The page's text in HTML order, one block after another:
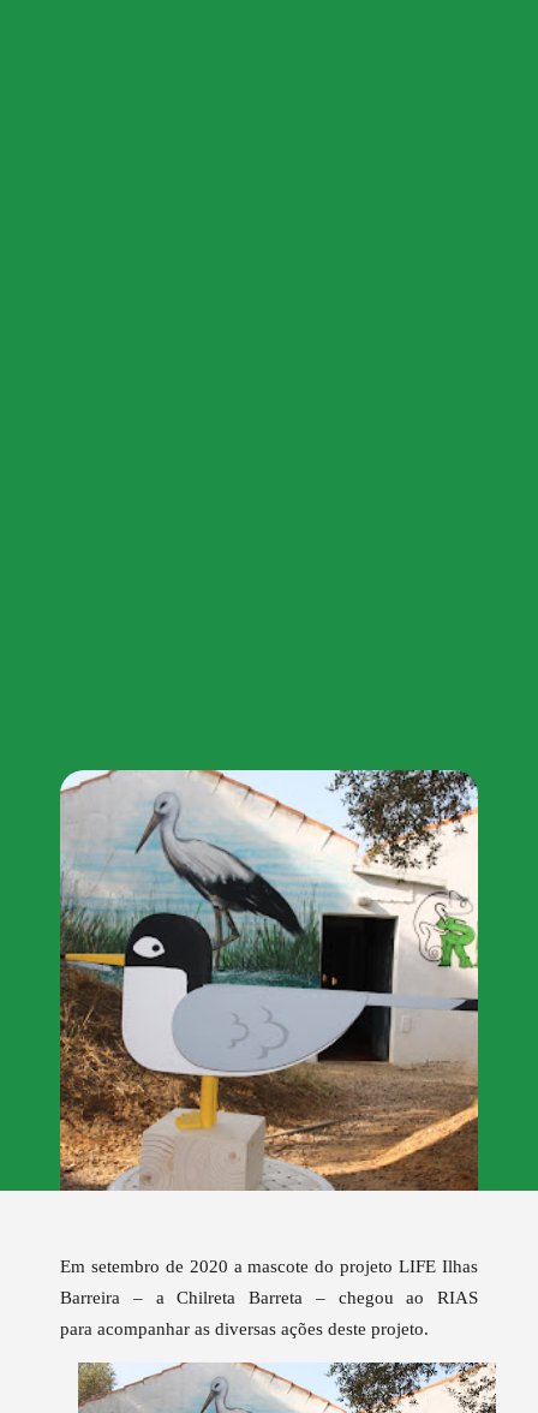
Em setembro de 2020 a mascote do projeto LIFE Ilhas
Barreira – a Chilreta Barreta – chegou ao RIAS
para acompanhar as diversas ações deste projeto.